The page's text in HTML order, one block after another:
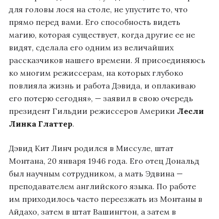
для головы лося на столе, не упустите то, что
прямо перед вами. Его способность видеть
магию, которая существует, когда другие ее не
видят, сделала его одним из величайших
рассказчиков нашего времени. Я присоединяюсь
ко многим режиссерам, на которых глубоко
повлияла жизнь и работа Дэвида, и оплакиваю
его потерю сегодня», — заявил в свою очередь
президент Гильдии режиссеров Америки Лесли
Линка Глаттер.
Дэвид Кит Линч родился в Миссуле, штат
Монтана, 20 января 1946 года. Его отец Дональд
был научным сотрудником, а мать Эдвина —
преподавателем английского языка. По работе
им приходилось часто переезжать из Монтаны в
Айдахо, затем в штат Вашингтон, а затем в